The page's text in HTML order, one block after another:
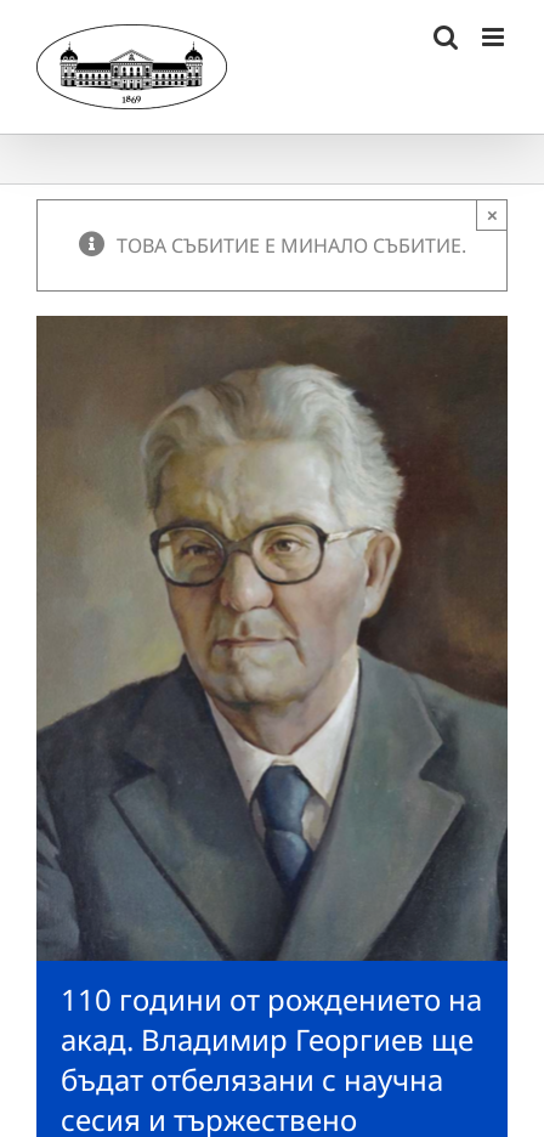
content
ТОВА СЪБИТИЕ Е МИНАЛО СЪБИТИЕ.
×
110 години от рождението на
акад. Владимир Георгиев ще
бъдат отбелязани с научна
сесия и тържествено